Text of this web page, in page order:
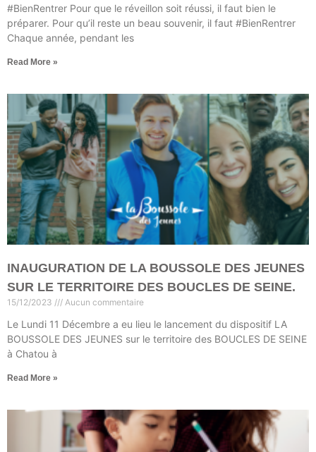
#BienRentrer Pour que le réveillon soit réussi, il faut bien le
préparer. Pour qu’il reste un beau souvenir, il faut #BienRentrer
Chaque année, pendant les
Read More »
INAUGURATION DE LA BOUSSOLE DES JEUNES
SUR LE TERRITOIRE DES BOUCLES DE SEINE.
15/12/2023 Aucun commentaire
Le Lundi 11 Décembre a eu lieu le lancement du dispositif LA
BOUSSOLE DES JEUNES sur le territoire des BOUCLES DE SEINE
à Chatou à
Read More »